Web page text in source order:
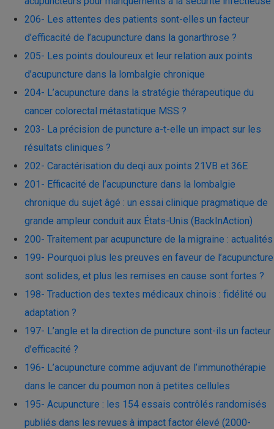
206- Les attentes des patients sont-elles un facteur
d’efficacité de l’acupuncture dans la gonarthrose ?
205- Les points douloureux et leur relation aux points
d’acupuncture dans la lombalgie chronique
204- L’acupuncture dans la stratégie thérapeutique du
cancer colorectal métastatique MSS ?
203- La précision de puncture a-t-elle un impact sur les
résultats cliniques ?
202- Caractérisation du deqi aux points 21VB et 36E
201- Efficacité de l’acupuncture dans la lombalgie
chronique du sujet âgé : un essai clinique pragmatique de
grande ampleur conduit aux États-Unis (BackInAction)
200- Traitement par acupuncture de la migraine : actualités
199- Pourquoi plus les preuves en faveur de l’acupuncture
sont solides, et plus les remises en cause sont fortes ?
198- Traduction des textes médicaux chinois : fidélité ou
adaptation ?
197- L’angle et la direction de puncture sont-ils un facteur
d’efficacité ?
196- L’acupuncture comme adjuvant de l’immunothérapie
dans le cancer du poumon non à petites cellules
195- Acupuncture : les 154 essais contrôlés randomisés
publiés dans les revues à impact factor élevé (2000-